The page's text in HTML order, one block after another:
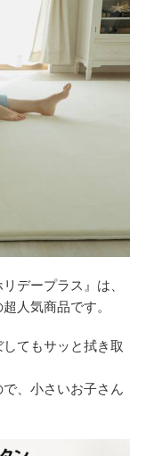
デープラス』は、
人気商品です。
てもサッと拭き取
、小さいお子さん